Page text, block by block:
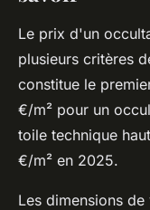
Le prix d'un
plusieurs critères
constitue le
€/m² pour un
toile technique
€/m² en 2025.
Les dimensions